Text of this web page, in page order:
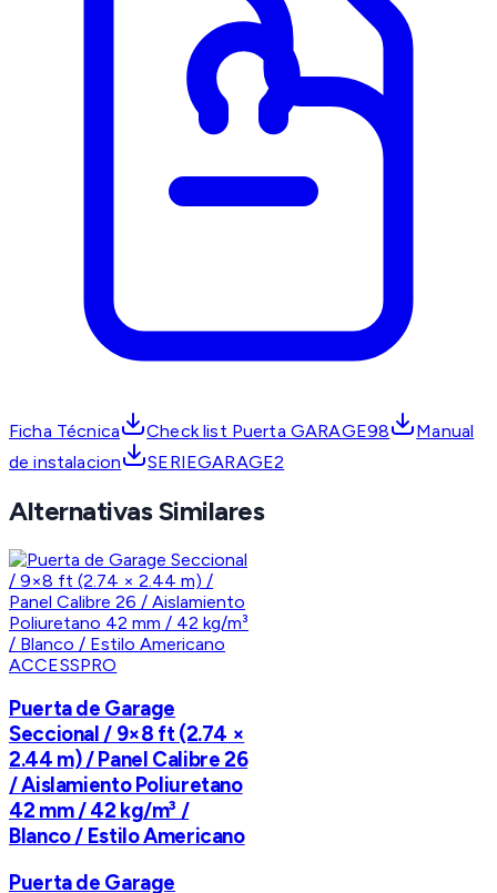
Ficha Técnica Check list Puerta GARAGE98
Manual
de instalacion
SERIEGARAGE2
Alternativas Similares
ACCESSPRO
Puerta de Garage
Seccional / 9×8 ft (2.74 ×
2.44 m) / Panel Calibre 26
/ Aislamiento Poliuretano
42 mm / 42 kg/m³ /
Blanco / Estilo Americano
Puerta de Garage